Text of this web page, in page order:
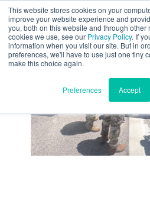
This website stores cookies on your
improve your website experience and
you, both on this website and through other
cookies we use, see our Privacy Policy. If
information when you visit our site. But in
preferences, we'll have to use just one tiny
make this choice again.
Preferences Accept
제품
일반 뉴스